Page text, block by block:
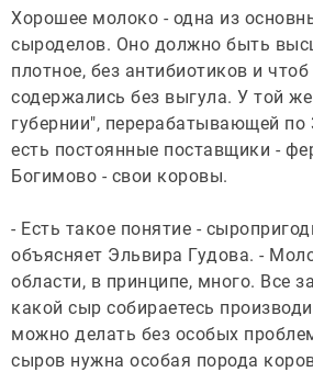
Хорошее молоко - одна из
сыроделов. Оно должно быть
плотное, без антибиотиков и
содержались без выгула. У той
губернии", перерабатывающей по
есть постоянные поставщики -
Богимово - свои коровы.
- Есть такое понятие -
объясняет Эльвира Гудова. -
области, в принципе, много. Все
какой сыр собираетесь
можно делать без особых
сыров нужна особая порода